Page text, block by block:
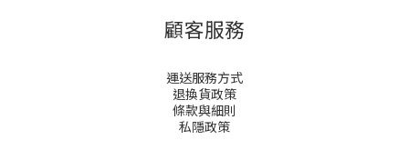
顧客服務
運送服務方式
退換貨政策
條款與細則
私隱政策